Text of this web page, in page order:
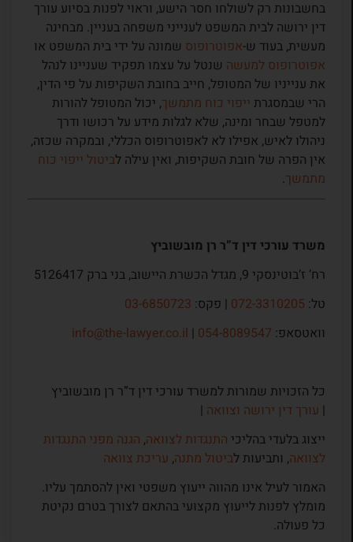
בחשבונות רק לשולחו חסר הישע, וראוי לפנות בסיוע עורך
דין ירושה לבית המשפט לענייני משפחה בעניין. מבחינה
מעשית, בעוד ש-אפוטרופוסשמונה על ידי בית המשפט או
אפוטרופוס למעשהשנטל על עצמו תפקיד שעניינו לנהל
את ענייניו של המטופל, חייב בחובת השקיפות על פי הדין,
הרי שבמסגרת ייפוי כוח מתמשך, יכול המטופל להורות
למטפל שבחר ומינה, שלא לגלות מידע על רכושו ודרך
ניהולו לאיש, אפילו לא לאפוטרופוס הכללי, ובמקרה שכזה,
אין הפרה של חובת השקיפות, ואין עילה לביטול ייפוי כוח
מתמשך.
משרד עורכי דין ד”ר רן מובשוביץ
רח’ ז’בוטינסקי 9, מגדל הכשרת היישוב, בני ברק 5126417
טל: 072-3310205| פקס: 03-6850723
וואטסאפ: 054-8089547
|
info@the-lawyer.co.il
כל הזכויות שמורות למשרד עורכי דין ד”ר רן מובשוביץ
| עורך דין ירושה וצוואה|
ייצוג בלעדי בהליכי התנגדות לצוואה, הגנה מפני התנגדות
לצוואה, ותביעות לביטול מתנה, עריכת צוואה
האמור לעיל אינו מהווה ייעוץ משפטי ואין להסתמך עליו.
מומלץ לפנות לייעוץ מקצועי בהתאם לצורך בטרם נקיטת
כל פעולה.